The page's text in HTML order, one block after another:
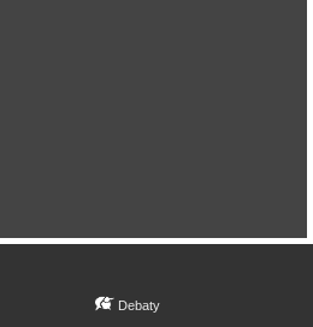
Debaty